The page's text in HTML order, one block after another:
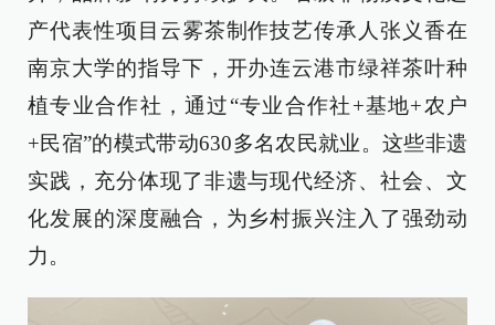
产代表性项目云雾茶制作技艺传承人张义香在
南京大学的指导下，开办连云港市绿祥茶叶种
植专业合作社，通过“专业合作社+基地+农户
+民宿”的模式带动630多名农民就业。这些非遗
实践，充分体现了非遗与现代经济、社会、文
化发展的深度融合，为乡村振兴注入了强劲动
力。